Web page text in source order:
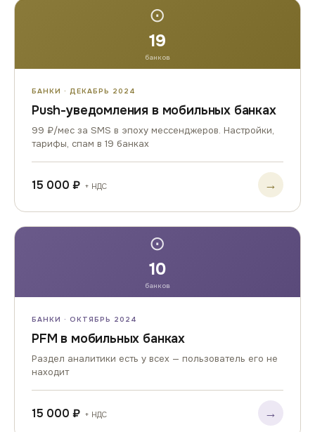
⊙
19
банков
БАНКИ · ДЕКАБРЬ 2024
Push-уведомления в мобильных банках
99 ₽/мес за SMS в эпоху мессенджеров. Настройки,
тарифы, спам в 19 банках
15 000 ₽ + НДС →
⊙
10
банков
БАНКИ · ОКТЯБРЬ 2024
PFM в мобильных банках
Раздел аналитики есть у всех — пользователь его не
находит
15 000 ₽ + НДС →